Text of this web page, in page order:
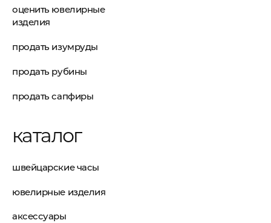
оценить ювелирные
изделия
продать изумруды
продать рубины
продать сапфиры
каталог
швейцарские часы
ювелирные изделия
аксессуары